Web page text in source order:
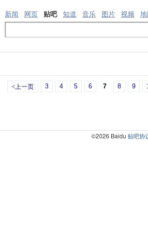
新闻 网页 贴吧 知道 音乐 图片 视频
<上一页 3 4 5 6 7 8 9
©2026 Baidu 贴吧协